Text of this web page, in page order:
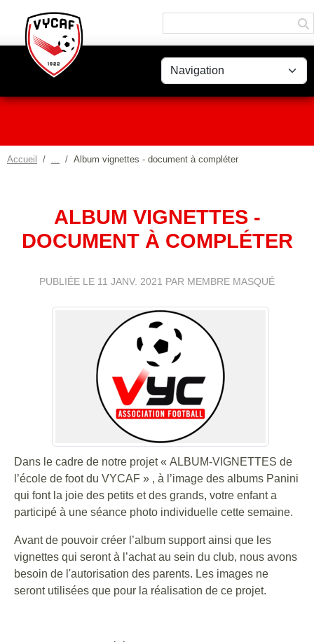
Accueil Album vignettes - document à compléter
ALBUM VIGNETTES -
DOCUMENT À COMPLÉTER
PUBLIÉE LE 11 JANV. 2021 PAR MEMBRE MASQUÉ
Dans le cadre de notre projet « ALBUM-VIGNETTES de
l’école de foot du VYCAF » , à l’image des albums Panini
qui font la joie des petits et des grands, votre enfant a
participé à une séance photo individuelle cette semaine.
Avant de pouvoir créer l’album support ainsi que les
vignettes qui seront à l’achat au sein du club, nous avons
besoin de l'autorisation des parents. Les images ne
seront utilisées que pour la réalisation de ce projet.